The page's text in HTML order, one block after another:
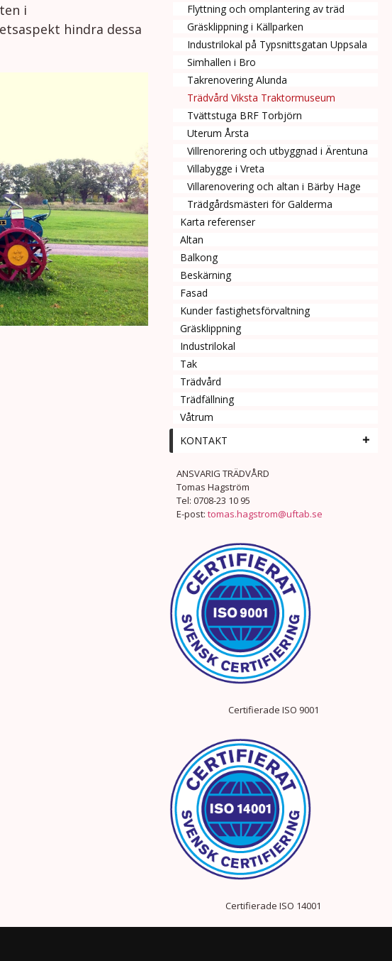
i
hindra dessa
Flyttning och omplantering av träd
Gräsklippning i Källparken
Industrilokal på Typsnittsgatan Uppsala
Simhallen i Bro
Takrenovering Alunda
Trädvård Viksta Traktormuseum
Tvättstuga BRF Torbjörn
Uterum Årsta
Villrenorering och utbyggnad i Ärentuna
Villabygge i Vreta
Villarenovering och altan i Bärby Hage
Trädgårdsmästeri för Galderma
Karta referenser
Altan
Balkong
Beskärning
Fasad
Kunder fastighetsförvaltning
Gräsklippning
Industrilokal
Tak
Trädvård
Trädfällning
Våtrum
KONTAKT
ANSVARIG TRÄDVÅRD
Tomas Hagström
Tel: 0708-23 10 95
E-post: tomas.hagstrom@uftab.se
Certifierade ISO 9001
Certifierade ISO 14001